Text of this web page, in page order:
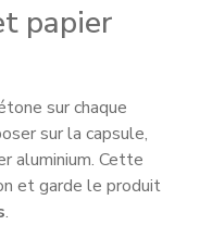
papier
sur chaque
sur la capsule,
aluminium. Cette
et garde le produit
.